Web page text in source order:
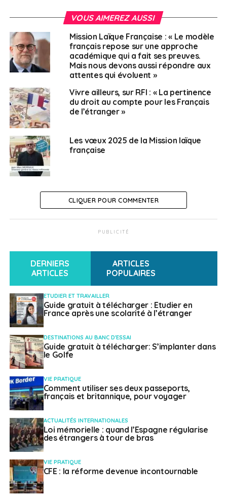
Français à l'étranger
VOUS AIMEREZ AUSSI
Mission Laïque Française : « Le modèle
français repose sur une approche
académique qui a fait ses preuves.
Mais nous devons aussi répondre aux
attentes qui évoluent »
Vivre ailleurs, sur RFI : « La pertinence
du droit au compte pour les Français
de l’étranger »
Les vœux 2025 de la Mission laïque
française
CLIQUER POUR COMMENTER
PUBLICITÉ
DERNIERS
ARTICLES
ARTICLES
POPULAIRES
ETUDIER ET TRAVAILLER
Guide gratuit à télécharger : Etudier en
France après une scolarité à l’étranger
DESTINATIONS AU BANC D'ESSAI
Guide gratuit à télécharger: S’implanter dans
le Golfe
VIE PRATIQUE
Comment utiliser ses deux passeports,
français et britannique, pour voyager
ACTUALITÉS INTERNATIONALES
Loi mémorielle : quand l’Espagne régularise
des étrangers à tour de bras
VIE PRATIQUE
CFE : la réforme devenue incontournable